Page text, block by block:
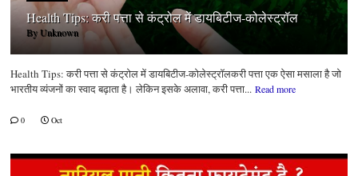
Health Tips: करी पत्ता से कंट्रोल में डायबिटीज-कोलेस्ट्रॉल
ByUnknown
Health Tips: करी पत्ता से कंट्रोल में डायबिटीज-कोलेस्ट्रॉलकरी पत्ता एक ऐसा मसाला है जो
भारतीय व्यंजनों का स्वाद बढ़ाता है। लेकिन इसके अलावा, करी पत्ता... Read more
0 Oct